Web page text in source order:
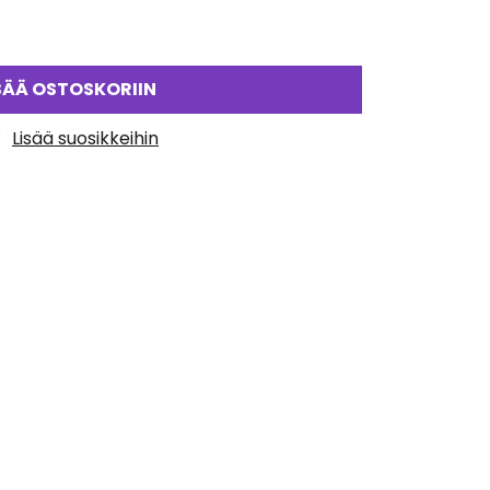
OSTOSKORIIN
Lisää suosikkeihin